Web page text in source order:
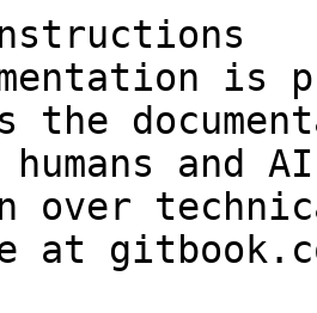
is
the
and
over
at